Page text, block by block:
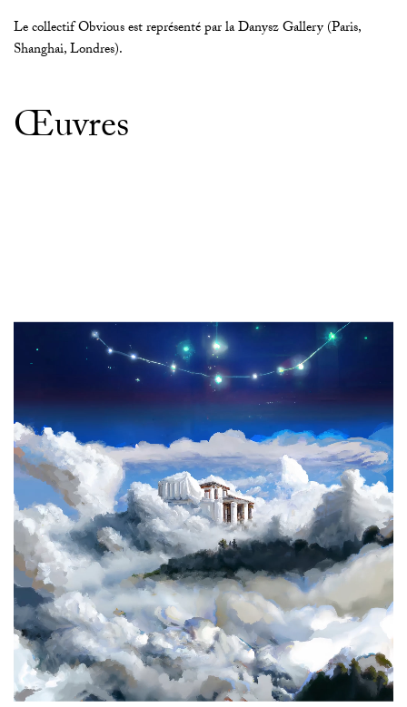
Le collectif Obvious est représenté par la Danysz Gallery (Paris,
Shanghai, Londres).
Œuvres